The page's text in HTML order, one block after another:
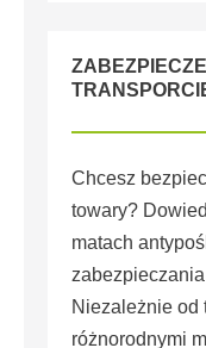
Chcesz
towary?
matach
Niezależnie od
różnorodnymi